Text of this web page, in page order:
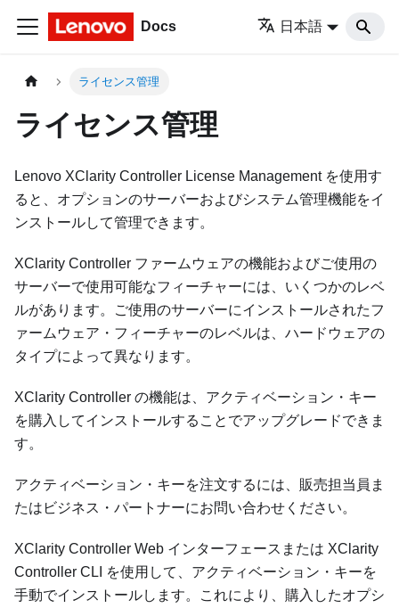
Docs 日本語
ライセンス管理
ライセンス管理
Lenovo XClarity Controller License Management を使用す
ると、オプションのサーバーおよびシステム管理機能をイ
ンストールして管理できます。
XClarity Controller ファームウェアの機能およびご使用の
サーバーで使用可能なフィーチャーには、いくつかのレベ
ルがあります。ご使用のサーバーにインストールされたフ
ァームウェア・フィーチャーのレベルは、ハードウェアの
タイプによって異なります。
XClarity Controller の機能は、アクティベーション・キー
を購入してインストールすることでアップグレードできま
す。
アクティベーション・キーを注文するには、販売担当員ま
たはビジネス・パートナーにお問い合わせください。
XClarity Controller Web インターフェースまたは XClarity
Controller CLI を使用して、アクティベーション・キーを
手動でインストールします。これにより、購入したオプシ